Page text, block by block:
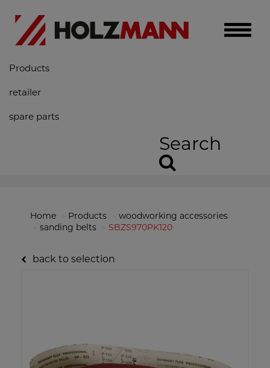
Toggle
Products
retailer
spare parts
Search
Home Products
woodworking accessories
sanding belts
SBZS970PK120
back to selection